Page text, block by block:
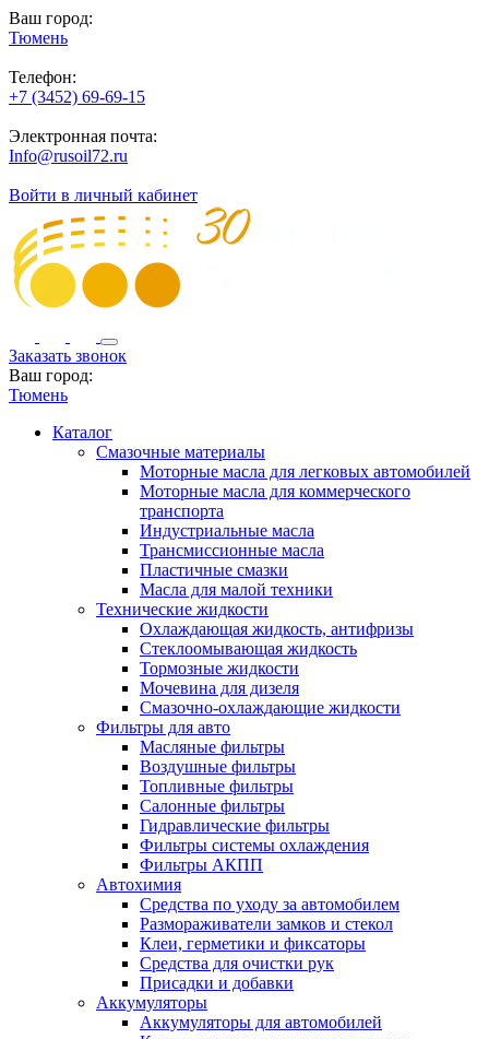
Ваш город:
Тюмень
Телефон:
+7 (3452) 69-69-15
Электронная почта:
Info@rusoil72.ru
Войти в личный кабинет
Заказать звонок
Ваш город:
Тюмень
Каталог
Смазочные материалы
Моторные масла для легковых автомобилей
Моторные масла для коммерческого
транспорта
Индустриальные масла
Трансмиссионные масла
Пластичные смазки
Масла для малой техники
Технические жидкости
Охлаждающая жидкость, антифризы
Стеклоомывающая жидкость
Тормозные жидкости
Мочевина для дизеля
Смазочно-охлаждающие жидкости
Фильтры для авто
Масляные фильтры
Воздушные фильтры
Топливные фильтры
Салонные фильтры
Гидравлические фильтры
Фильтры системы охлаждения
Фильтры АКПП
Автохимия
Средства по уходу за автомобилем
Размораживатели замков и стекол
Клеи, герметики и фиксаторы
Средства для очистки рук
Присадки и добавки
Аккумуляторы
Аккумуляторы для автомобилей